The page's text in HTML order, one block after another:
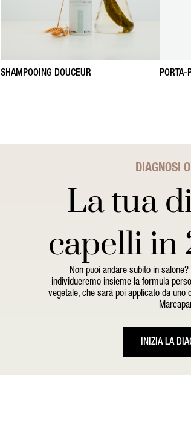
SHAMPOOING DOUCEUR PORTA-
DIAGNOSI
La tua
capelli in
Non puoi andare subito in
individueremo insieme la formula
vegetale, che sarà poi applicato da uno
INIZIA LA